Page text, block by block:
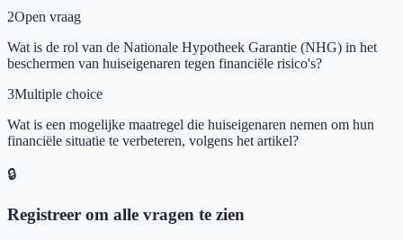
2Open vraag
Wat is de rol van de Nationale Hypotheek Garantie (NHG) in het
beschermen van huiseigenaren tegen financiële risico's?
3Multiple choice
Wat is een mogelijke maatregel die huiseigenaren nemen om hun
financiële situatie te verbeteren, volgens het artikel?
🔒
Registreer om alle vragen te zien